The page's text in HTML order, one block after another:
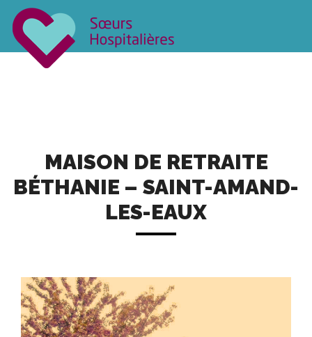
MAISON DE RETRAITE
BÉTHANIE – SAINT-AMAND-
LES-EAUX